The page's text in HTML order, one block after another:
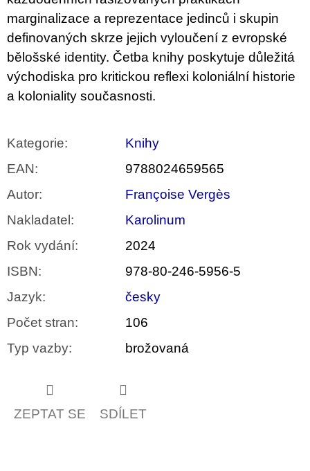
marginalizace a reprezentace jedinců i skupin
definovaných skrze jejich vyloučení z evropské
bělošské identity. Četba knihy poskytuje důležitá
východiska pro kritickou reflexi koloniální historie
a koloniality současnosti.
Kategorie:
Knihy
EAN:
9788024659565
Autor:
Françoise Vergès
Nakladatel :
Karolinum
Rok vydání:
2024
ISBN:
978-80-246-5956-5
Jazyk:
česky
Počet stran:
106
Typ vazby: brožovaná
ZEPTAT SE SDÍLET